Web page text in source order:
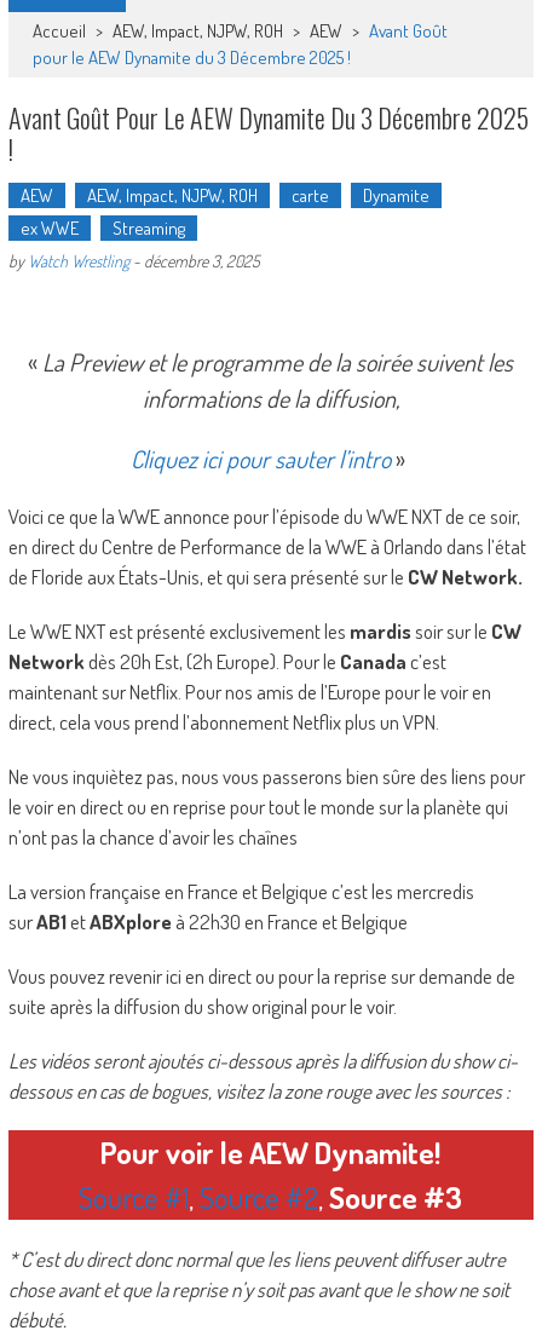
Accueil > AEW, Impact, NJPW, ROH > AEW > Avant Goût
pour le AEW Dynamite du 3 Décembre 2025 !
Avant Goût Pour Le AEW Dynamite Du 3 Décembre 2025
!
AEW AEW, Impact, NJPW, ROH carte
Dynamite
ex WWE
Streaming
by Watch Wrestling- décembre 3, 2025
« La Preview et le programme de la soirée suivent les
informations de la diffusion,
Cliquez ici pour sauter l’intro»
Voici ce que la WWE annonce pour l’épisode du WWE NXT de ce soir,
en direct du Centre de Performance de la WWE à Orlando dans l’état
de Floride aux États-Unis, et qui sera présenté sur le CW Network.
Le WWE NXT est présenté exclusivement les mardissoir sur le CW
Networkdès 20h Est, (2h Europe). Pour le Canadac’est
maintenant sur Netflix. Pour nos amis de l’Europe pour le voir en
direct, cela vous prend l’abonnement Netflix plus un VPN.
Ne vous inquiètez pas, nous vous passerons bien sûre des liens pour
le voir en direct ou en reprise pour tout le monde sur la planète qui
n’ont pas la chance d’avoir les chaînes
La version française en France et Belgique c’est les mercredis
surAB1etABXploreà 22h30 en France et Belgique
Vous pouvez revenir ici en direct ou pour la reprise sur demande de
suite après la diffusion du show original pour le voir.
Les vidéos seront ajoutés ci-dessous après la diffusion du show ci-
dessous en cas de bogues, visitez la zone rouge avec les sources :
Pour voir le AEW Dynamite!
Source #1,Source #2,Source #3
* C’est du direct donc normal que les liens peuvent diffuser autre
chose avant et que la reprise n’y soit pas avant que le show ne soit
débuté.